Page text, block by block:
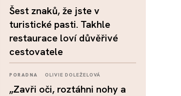
Šest znaků, že jste v
turistické pasti. Takhle
restaurace loví důvěřivé
cestovatele
PORADNA OLIVIE DOLEŽELOVÁ
„Zavři oči, roztáhni nohy a